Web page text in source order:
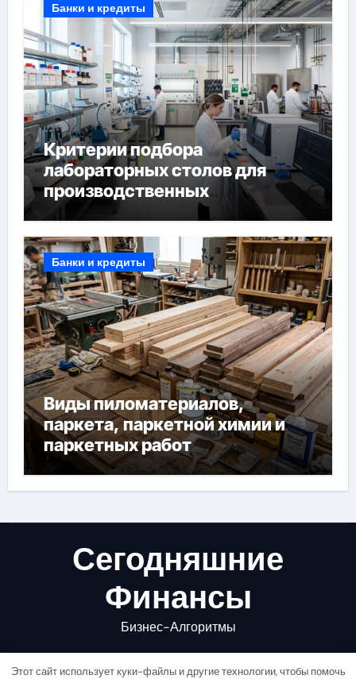
Банки и кредиты
Критерии подбора
лабораторных столов для
производственных
лабораторий
Банки и кредиты
Виды пиломатериалов,
паркета, паркетной химии и
паркетных работ
Сегодняшние
Финансы
Бизнес-Алгоритмы
Этот сайт использует куки-файлы и другие технологии, чтобы помочь